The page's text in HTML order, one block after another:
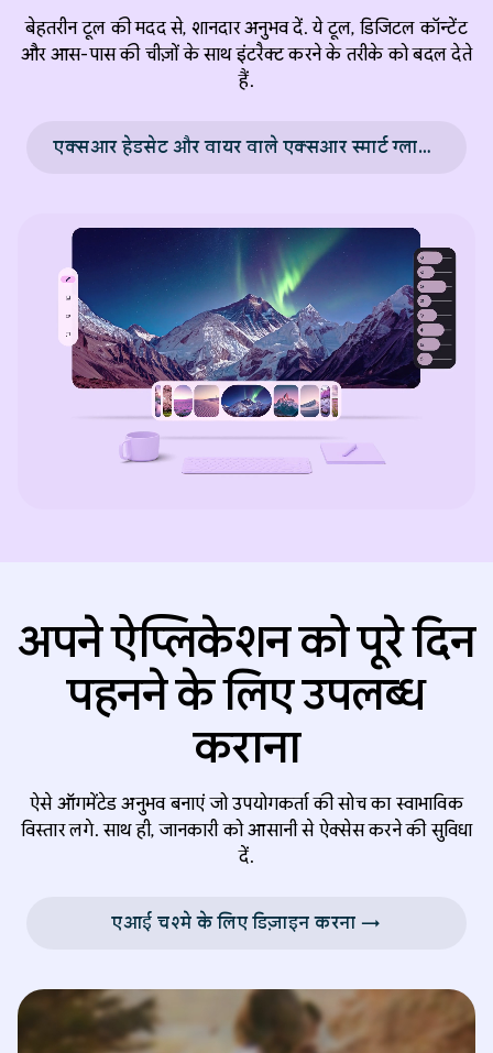
बेहतरीन टूल की मदद से, शानदार अनुभव दें. ये टूल, डिजिटल कॉन्टेंट
और आस-पास की चीज़ों के साथ इंटरैक्ट करने के तरीके को बदल देते
हैं.
एक्सआर हेडसेट और वायर वाले एक्सआर स्मार्ट ग्लास के लिए डिज़ाइन करना →
अपने ऐप्लिकेशन को पूरे दिन
पहनने के लिए उपलब्ध
कराना
ऐसे ऑगमेंटेड अनुभव बनाएं जो उपयोगकर्ता की सोच का स्वाभाविक
विस्तार लगे. साथ ही, जानकारी को आसानी से ऐक्सेस करने की सुविधा
दें.
एआई चश्मे के लिए डिज़ाइन करना →